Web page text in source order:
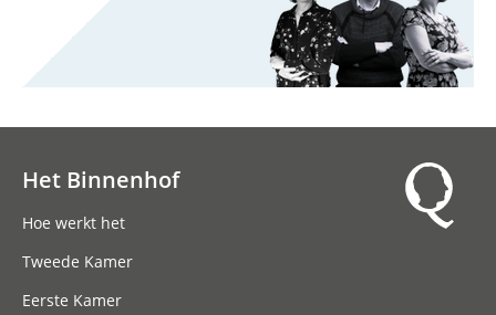
Het Binnenhof
Hoe werkt het
Tweede Kamer
Eerste Kamer